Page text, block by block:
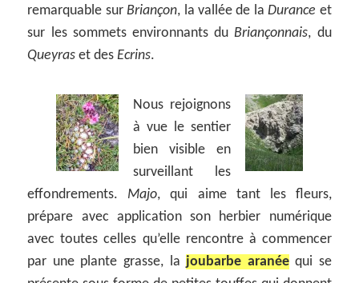
remarquable surBriançon, la vallée de laDurance et
sur les sommets environnants duBriançonnais, du
Queyras et desEcrins.
Nous rejoignons
à vue le sentier
bien visible en
surveillant les
effondrements. Majo, qui aime tant les fleurs,
prépare avec application son herbier numérique
avec toutes celles qu’elle rencontre à commencer
par une plante grasse, la joubarbe aranéequi se